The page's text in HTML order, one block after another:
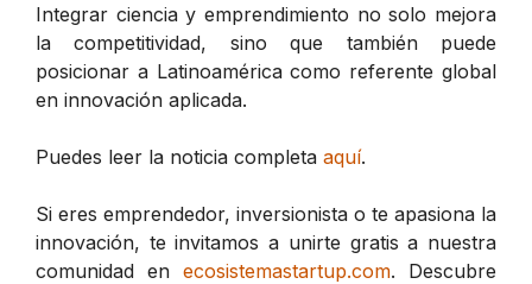
Integrar ciencia y emprendimiento no solo mejora
la competitividad, sino que también puede
posicionar a Latinoamérica como referente global
en innovación aplicada.
Puedes leer la noticia completa aquí.
Si eres emprendedor, inversionista o te apasiona la
innovación, te invitamos a unirte gratis a nuestra
comunidad en ecosistemastartup.com. Descubre